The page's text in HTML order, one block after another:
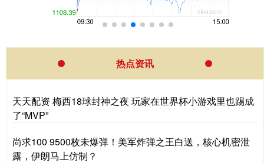
热点资讯
天天配资 梅西18球封神之夜 玩家在世界杯小游戏里也踢成
了“MVP”
尚求100 9500枚未爆弹！美军炸弹之王白送，核心机密泄
露，伊朗马上仿制？